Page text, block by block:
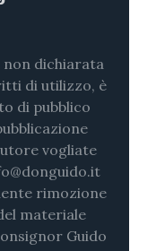
dichiarata
di utilizzo, è
di pubblico
vogliate
rimozione
materiale
Guido